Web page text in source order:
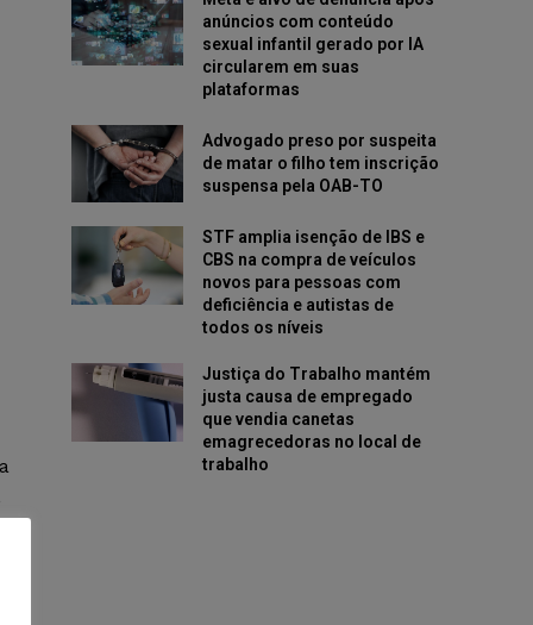
anúncios com conteúdo
sexual infantil gerado por IA
circularem em suas
plataformas
Advogado preso por suspeita
de matar o filho tem inscrição
suspensa pela OAB-TO
STF amplia isenção de IBS e
CBS na compra de veículos
novos para pessoas com
deficiência e autistas de
todos os níveis
Justiça do Trabalho mantém
justa causa de empregado
que vendia canetas
emagrecedoras no local de
trabalho